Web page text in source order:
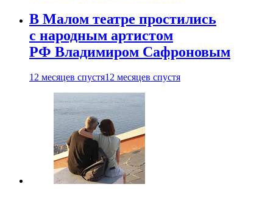
В Малом театре простились
с народным артистом
РФ Владимиром Сафроновым
12 месяцев спустя12 месяцев спустя